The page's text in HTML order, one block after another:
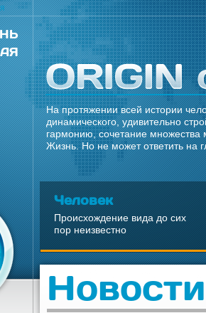
На протяжении всей истории
динамического, удивительно
гармонию, сочетание множества
Жизнь. Но не может ответить на
Человек
Происхождение вида до сих
пор неизвестно
Новости